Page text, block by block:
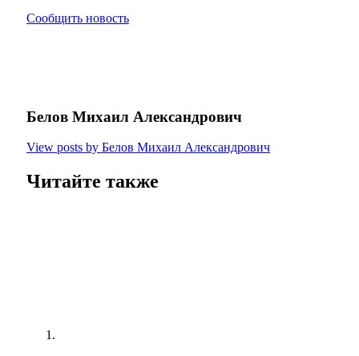
Сообщить новость
Белов Михаил Александрович
View posts by Белов Михаил Александрович
Читайте также